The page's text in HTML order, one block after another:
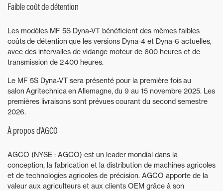
Faible coût de détention
Les modèles MF 5S Dyna-VT bénéficient des mêmes faibles
coûts de détention que les versions Dyna-4 et Dyna-6 actuelles,
avec des intervalles de vidange moteur de 600 heures et de
transmission de 2 400 heures.
Le MF 5S Dyna-VT sera présenté pour la première fois au
salon Agritechnica en Allemagne, du 9 au 15 novembre 2025. Les
premières livraisons sont prévues courant du second semestre
2026.
À propos d'AGCO
AGCO (NYSE : AGCO) est un leader mondial dans la
conception, la fabrication et la distribution de machines agricoles
et de technologies agricoles de précision. AGCO apporte de la
valeur aux agriculteurs et aux clients OEM grâce à son